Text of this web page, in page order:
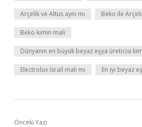
Arçelik ve Altus aynı mı Beko ile
Beko kimin malı
Dünyanın en büyük beyaz eşya üreticisi kim
Electrolux İsrail malı mı En iyi beyaz
Önceki Yazı